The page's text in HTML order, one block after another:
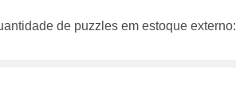
de puzzles em estoque externo: